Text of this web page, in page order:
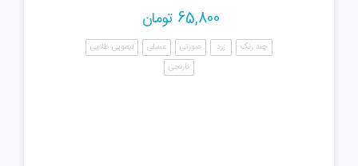
65,800 تومان
چند رنگ زرد صورتی عسلی
لیمویی طلایی
نارنجی